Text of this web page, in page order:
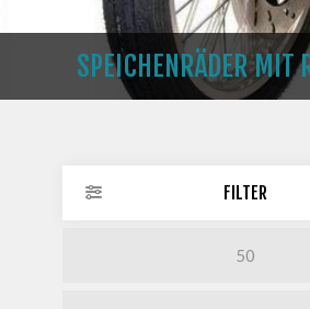
SPEICHENRÄDER MIT
FILTER